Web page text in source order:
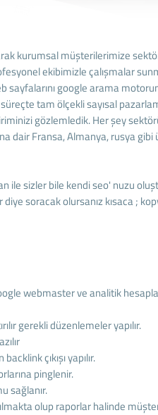
kurumsal müşterilerimize
ekibimizle çalışmalar
google arama
tam ölçekli sayısal
gözlemledik. Her şey
dair Fransa, Almanya, rusya gibi
ile sizler bile kendi seo' nuzu
soracak olursanız kısaca ;
webmaster ve analitik
gerekli düzenlemeler yapılır.
çıkışı yapılır.
pinglenir.
sağlanır.
olup raporlar halinde